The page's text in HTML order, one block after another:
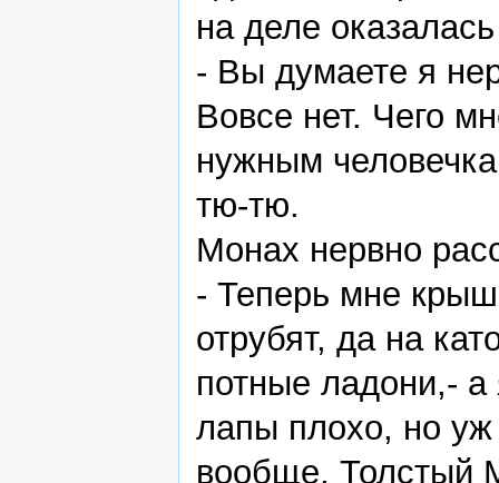
на деле
- Вы думаете я
Вовсе нет. Чего
нужным
тю-тю.
Монах нервно
- Теперь мне
отрубят, да на
потные ладони,-
лапы плохо, но
вообще, Толстый